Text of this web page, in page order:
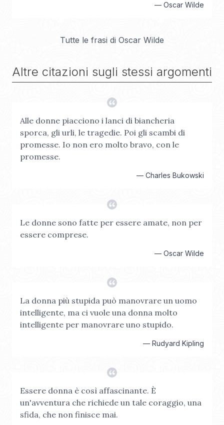
— Oscar Wilde
Tutte le frasi di Oscar Wilde
Altre citazioni sugli stessi argomenti
Alle donne piacciono i lanci di biancheria
sporca, gli urli, le tragedie. Poi gli scambi di
promesse. Io non ero molto bravo, con le
promesse.
— Charles Bukowski
Le donne sono fatte per essere amate, non per
essere comprese.
— Oscar Wilde
La donna più stupida può manovrare un uomo
intelligente, ma ci vuole una donna molto
intelligente per manovrare uno stupido.
— Rudyard Kipling
Essere donna è così affascinante. È
un'avventura che richiede un tale coraggio, una
sfida, che non finisce mai.